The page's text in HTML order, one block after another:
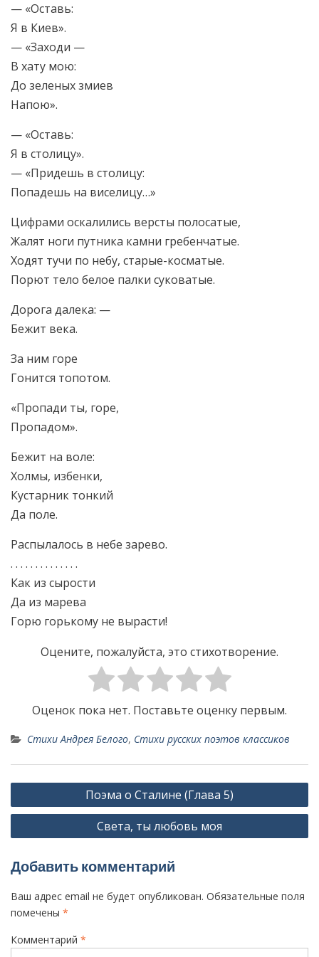
— «Оставь:
Я в Киев».
— «Заходи —
В хату мою:
До зеленых змиев
Напою».
— «Оставь:
Я в столицу».
— «Придешь в столицу:
Попадешь на виселицу…»
Цифрами оскалились версты полосатые,
Жалят ноги путника камни гребенчатые.
Ходят тучи по небу, старые-косматые.
Порют тело белое палки суковатые.
Дорога далека: —
Бежит века.
За ним горе
Гонится топотом.
«Пропади ты, горе,
Пропадом».
Бежит на воле:
Холмы, избенки,
Кустарник тонкий
Да поле.
Распылалось в небе зарево.
. . . . . . . . . . . . . .
Как из сырости
Да из марева
Горю горькому не вырасти!
Оцените, пожалуйста, это стихотворение.
Оценок пока нет. Поставьте оценку первым.
Стихи Андрея Белого, Стихи русских поэтов классиков
Н
а
г
а
ц
и
Поэма о Сталине (Глава 5)
Света, ты любовь моя
Добавить комментарий
Ваш адрес email не будет опубликован. Обязательные поля
помечены *
Комментарий *